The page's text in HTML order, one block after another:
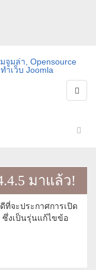
มาแล้ว!
ที่จะประกาศการเปิด
ซึ่งเป็นรุ่นแก้ไขข้อ